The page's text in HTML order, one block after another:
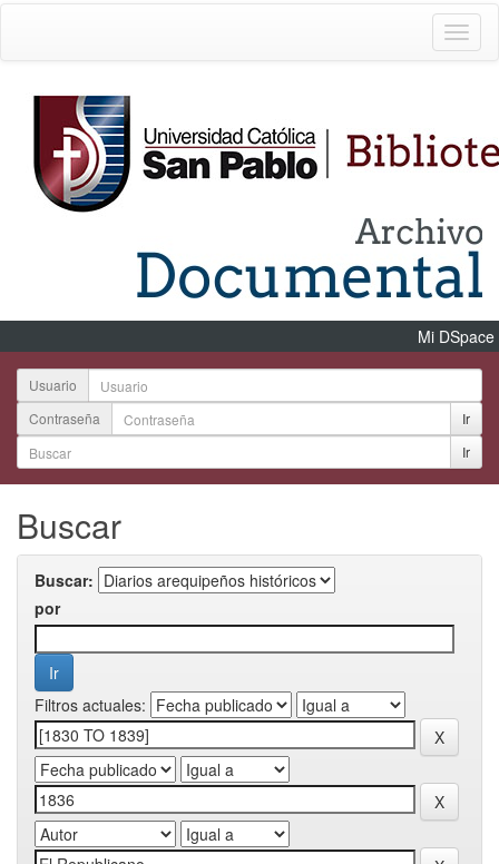
Mi DSpace
Usuario
Contraseña
Ir
Ir
Buscar
Buscar:
por
Filtros actuales: